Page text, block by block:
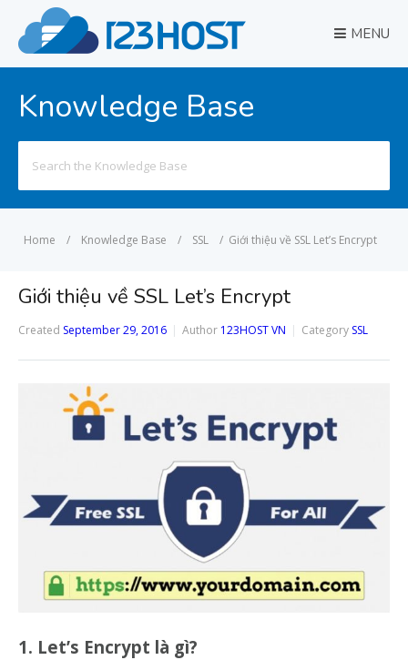
MENU
Knowledge Base
for:
Home / Knowledge Base / SSL / Giới thiệu về SSL Let’s Encrypt
Giới thiệu về SSL Let’s Encrypt
Created September 29, 2016 Author 123HOST VN Category SSL
1. Let’s Encrypt là gì?